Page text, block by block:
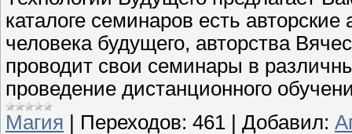
каталоге семинаров есть
человека будущего, авторства
проводит свои семинары в
проведение дистанционного
Магия | Переходов: 461 | Добавил: